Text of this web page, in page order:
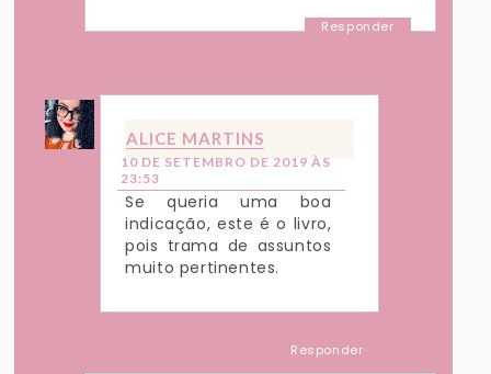
Responder
ALICE MARTINS
10 DE SETEMBRO DE 2019 ÀS
23:53
Se queria uma boa
indicação, este é o livro,
pois trama de assuntos
muito pertinentes.
Responder